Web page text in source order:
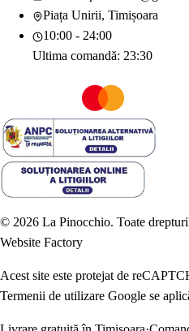
Piața Unirii, Timișoara
10:00 - 24:00
Ultima comandă: 23:30
© 2026 La Pinocchio. Toate
Website Factory
Acest site este protejat de
Termenii de utilizare Google se